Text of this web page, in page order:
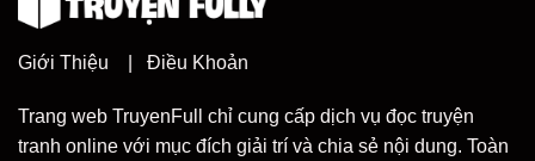
Giới Thiệu Điều Khoản
Trang web TruyenFull chỉ cung cấp dịch vụ đọc truyện
tranh online với mục đích giải trí và chia sẻ nội dung. Toàn